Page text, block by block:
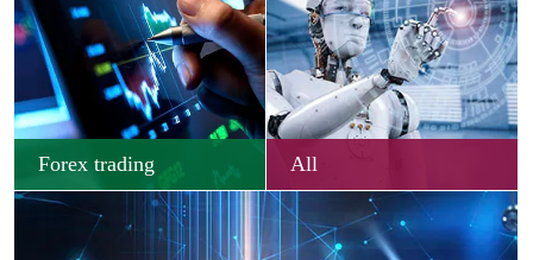
Forex trading All